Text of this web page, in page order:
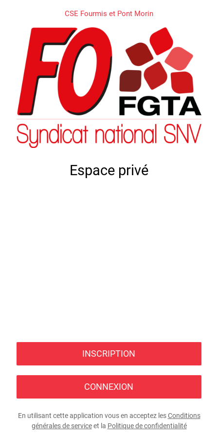
CSE Fourmis et Pont Morin
Espace privé
INSCRIPTION
CONNEXION
En utilisant cette application vous en acceptez lesConditions
générales de serviceet la Politique de confidentialité